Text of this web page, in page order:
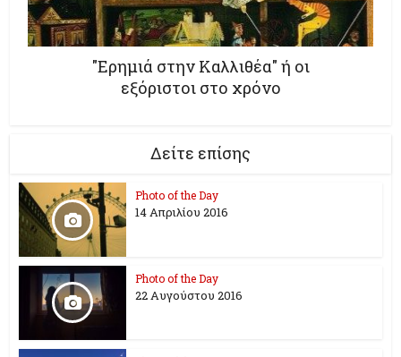
"Ερημιά στην Καλλιθέα" ή οι
εξόριστοι στο χρόνο
Δείτε επίσης
Photo of the Day
14 Απριλίου 2016
Photo of the Day
22 Αυγούστου 2016